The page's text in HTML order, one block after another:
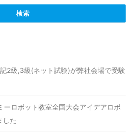
2級,3級(ネット試験)が弊社会場で受験
ーロボット教室全国大会アイデアロボ
した